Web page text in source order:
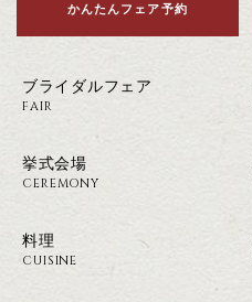
かんたんフェア予約
ブライダルフェア
FAIR
挙式会場
CEREMONY
料理
CUISINE